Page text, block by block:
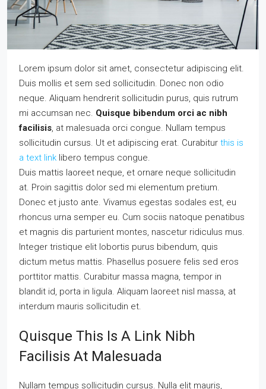
Lorem ipsum dolor sit amet, consectetur adipiscing elit.
Duis mollis et sem sed sollicitudin. Donec non odio
neque. Aliquam hendrerit sollicitudin purus, quis rutrum
mi accumsan nec. Quisque bibendum orci ac nibh
facilisis, at malesuada orci congue. Nullam tempus
sollicitudin cursus. Ut et adipiscing erat. Curabitur this is
a text link libero tempus congue.
Duis mattis laoreet neque, et ornare neque sollicitudin
at. Proin sagittis dolor sed mi elementum pretium.
Donec et justo ante. Vivamus egestas sodales est, eu
rhoncus urna semper eu. Cum sociis natoque penatibus
et magnis dis parturient montes, nascetur ridiculus mus.
Integer tristique elit lobortis purus bibendum, quis
dictum metus mattis. Phasellus posuere felis sed eros
porttitor mattis. Curabitur massa magna, tempor in
blandit id, porta in ligula. Aliquam laoreet nisl massa, at
interdum mauris sollicitudin et.
Quisque This Is A Link Nibh
Facilisis At Malesuada
Nullam tempus sollicitudin cursus. Nulla elit mauris,